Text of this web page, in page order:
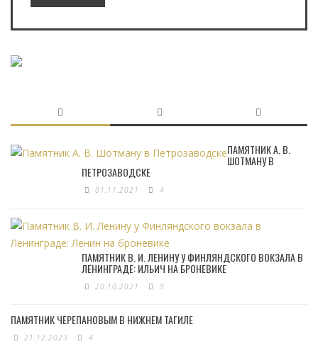
ПАМЯТНИК А. В.
ШОТМАНУ В
ПЕТРОЗАВОДСКЕ
01.11.2021 4
ПАМЯТНИК В. И. ЛЕНИНУ У ФИНЛЯНДСКОГО ВОКЗАЛА В
ЛЕНИНГРАДЕ: ИЛЬИЧ НА БРОНЕВИКЕ
20.10.2021 9
ПАМЯТНИК ЧЕРЕПАНОВЫМ В НИЖНЕМ ТАГИЛЕ
21.12.2023 4